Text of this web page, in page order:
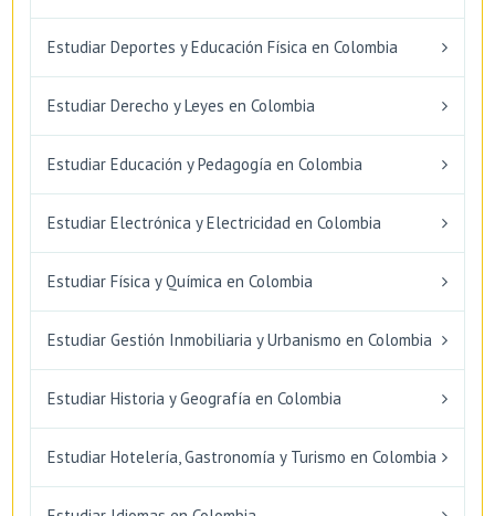
Estudiar Deportes y Educación Física en Colombia
Estudiar Derecho y Leyes en Colombia
Estudiar Educación y Pedagogía en Colombia
Estudiar Electrónica y Electricidad en Colombia
Estudiar Física y Química en Colombia
Estudiar Gestión Inmobiliaria y Urbanismo en Colombia
Estudiar Historia y Geografía en Colombia
Estudiar Hotelería, Gastronomía y Turismo en Colombia